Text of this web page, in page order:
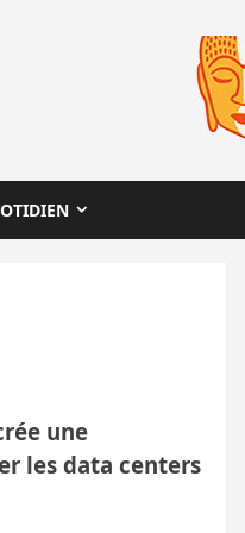
une
les data centers